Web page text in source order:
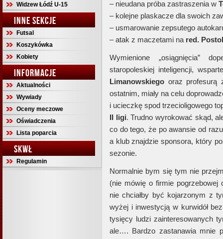
Widzew Łódź U-15
INNE SEKCJE
Futsal
Koszykówka
Kobiety
INFORMACJE
Aktualności
Wywiady
Oceny meczowe
Oświadczenia
Lista poparcia
SKWŁ
Regulamin
– nieudana próba zastraszenia w
– kolejne plaskacze dla swoich
– usmarowanie zepsutego
– atak z maczetami na red.
Wymienione „osiągnięcia”
staropoleskiej inteligencji,
Limanowskiego oraz
ostatnim, miały na celu
i ucieczkę spod trzecioligowego
II ligi. Trudno wyrokować skąd,
co do tego, że po awansie od
a klub znajdzie sponsora, który
sezonie.
Normalnie bym się tym nie
(nie mówię o firmie pogrzebowej
nie chciałby być kojarzonym z
wyżej i inwestycją w kurwidół
tysięcy ludzi zainteresowanych
ale…. Bardzo zastanawia mnie